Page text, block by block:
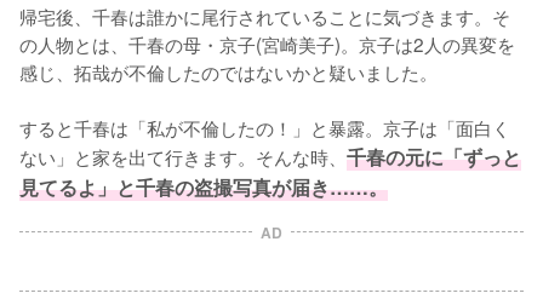
帰宅後、千春は誰かに尾行されていることに気づきます。そ
の人物とは、千春の母・京子(宮崎美子)。京子は2人の異変を
感じ、拓哉が不倫したのではないかと疑いました。
すると千春は「私が不倫したの！」と暴露。京子は「面白く
ない」と家を出て行きます。そんな時、 千春の元に「ずっと
見てるよ」と千春の盗撮写真が届き……。
AD